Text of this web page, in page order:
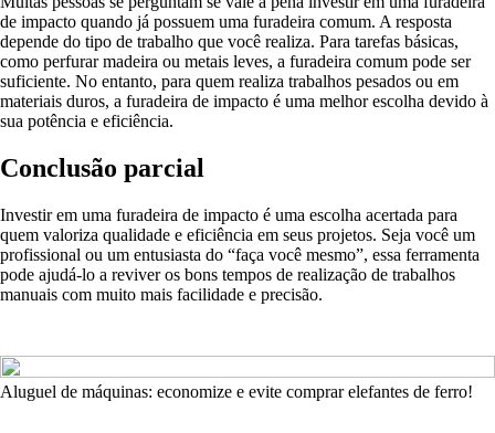
de impacto quando já possuem uma furadeira comum. A resposta
depende do tipo de trabalho que você realiza. Para tarefas básicas,
como perfurar madeira ou metais leves, a furadeira comum pode ser
suficiente. No entanto, para quem realiza trabalhos pesados ou em
materiais duros, a furadeira de impacto é uma melhor escolha devido à
sua potência e eficiência.
Conclusão parcial
Investir em uma furadeira de impacto é uma escolha acertada para
quem valoriza qualidade e eficiência em seus projetos. Seja você um
profissional ou um entusiasta do “faça você mesmo”, essa ferramenta
pode ajudá-lo a reviver os bons tempos de realização de trabalhos
manuais com muito mais facilidade e precisão.
Aluguel de máquinas: economize e evite comprar elefantes de ferro!